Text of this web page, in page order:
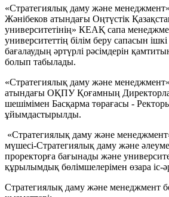
«Стратегиялық даму және менеджмент»
Жәнібеков атындағы Оңтүстік
университетінің» КЕАҚ сапа
университеттің білім беру сапасын ішкі
бағалаудың әртүрлі рәсімдерін
болып табылады.
«Стратегиялық даму және
атындағы ОҚПУ Қоғамның
шешімімен Басқарма төрағасы -
ұйымдастырылды.
«Стратегиялық даму және
мүшесі-Стратегиялық даму және
проректорға бағынады және
құрылымдық бөлімшелерімен өзара іс-
Стратегиялық даму және менеджмент